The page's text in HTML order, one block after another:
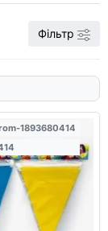
Фільтр
1893680414